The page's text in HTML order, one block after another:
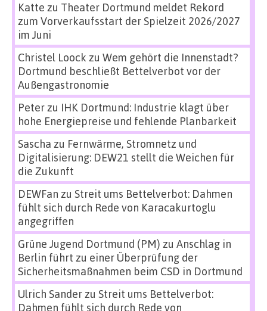
Katte zu Theater Dortmund meldet Rekord
zum Vorverkaufsstart der Spielzeit 2026/2027
im Juni
Christel Loock zu Wem gehört die Innenstadt?
Dortmund beschließt Bettelverbot vor der
Außengastronomie
Peterzu IHK Dortmund: Industrie klagt über
hohe Energiepreise und fehlende Planbarkeit
Sascha zu Fernwärme, Stromnetz und
Digitalisierung: DEW21 stellt die Weichen für
die Zukunft
DEWFan zu Streit ums Bettelverbot: Dahmen
fühlt sich durch Rede von Karacakurtoglu
angegriffen
Grüne Jugend Dortmund (PM) zu Anschlag in
Berlin führt zu einer Überprüfung der
Sicherheitsmaßnahmen beim CSD in Dortmund
Ulrich Sanderzu Streit ums Bettelverbot:
Dahmen fühlt sich durch Rede von